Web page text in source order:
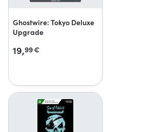
Ghostwire: Tokyo Deluxe
Upgrade
19,99€